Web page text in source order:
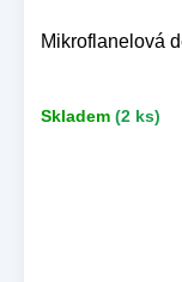
Mikroflanelová
Skladem (2 ks)